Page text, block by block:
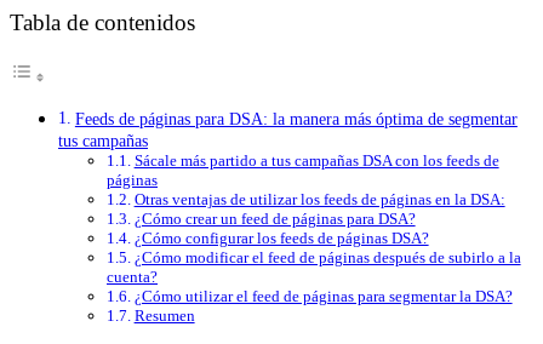
Tabla de contenidos
Feeds de páginas para DSA: la manera más óptima de segmentar
tus campañas
Sácale más partido a tus campañas DSA con los feeds de
páginas
Otras ventajas de utilizar los feeds de páginas en la DSA:
¿Cómo crear un feed de páginas para DSA?
¿Cómo configurar los feeds de páginas DSA?
¿Cómo modificar el feed de páginas después de subirlo a la
cuenta?
¿Cómo utilizar el feed de páginas para segmentar la DSA?
Resumen